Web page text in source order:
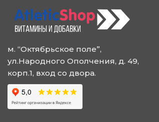
можно
выбрать
на
товара.
м. “Октябрьское поле”,
ул.Народного Ополчения, д. 49,
корп.1, вход со двора.